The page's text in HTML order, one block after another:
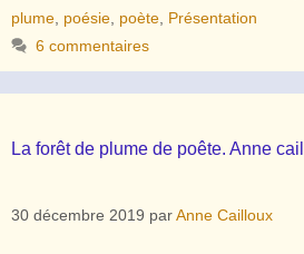
plume poésie poète Présentation
6 commentaires
La forêt de plume de poête. Anne
30 décembre 2019 parAnne Cailloux